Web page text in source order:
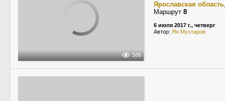
586
Ярославская область
Маршрут 8
6 июля 2017 г., четверг
Автор: Ян Мухтаров